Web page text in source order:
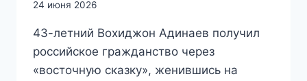
24 июня 2026
43-летний Вохиджон Адинаев получил
российское гражданство через
«восточную сказку», женившись на